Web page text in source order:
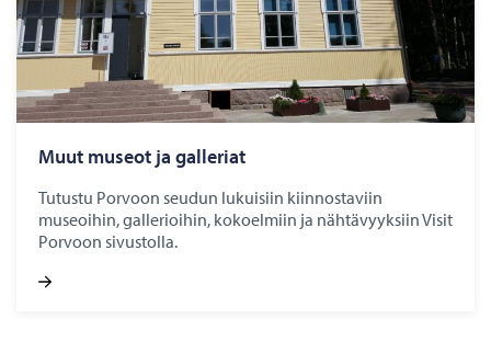
Muut museot ja gal­le­riat
Tutustu Porvoon seudun lukuisiin kiinnostaviin
museoihin, gallerioihin, kokoelmiin ja nähtävyyksiin Visit
Porvoon sivustolla.